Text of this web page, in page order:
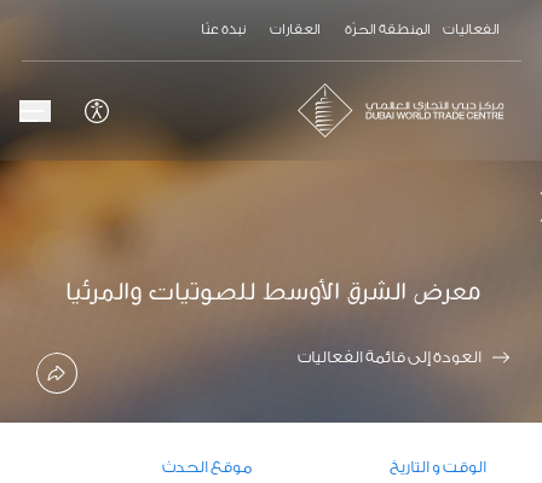
الفعاليات المنطقة الحرّة العقارات نبذة عنّا
معرض الشرق الأوسط للصوتيات والمرئيا
العودة إلى قائمة الفعاليات
الوقت و التاريخ موقع الحدث